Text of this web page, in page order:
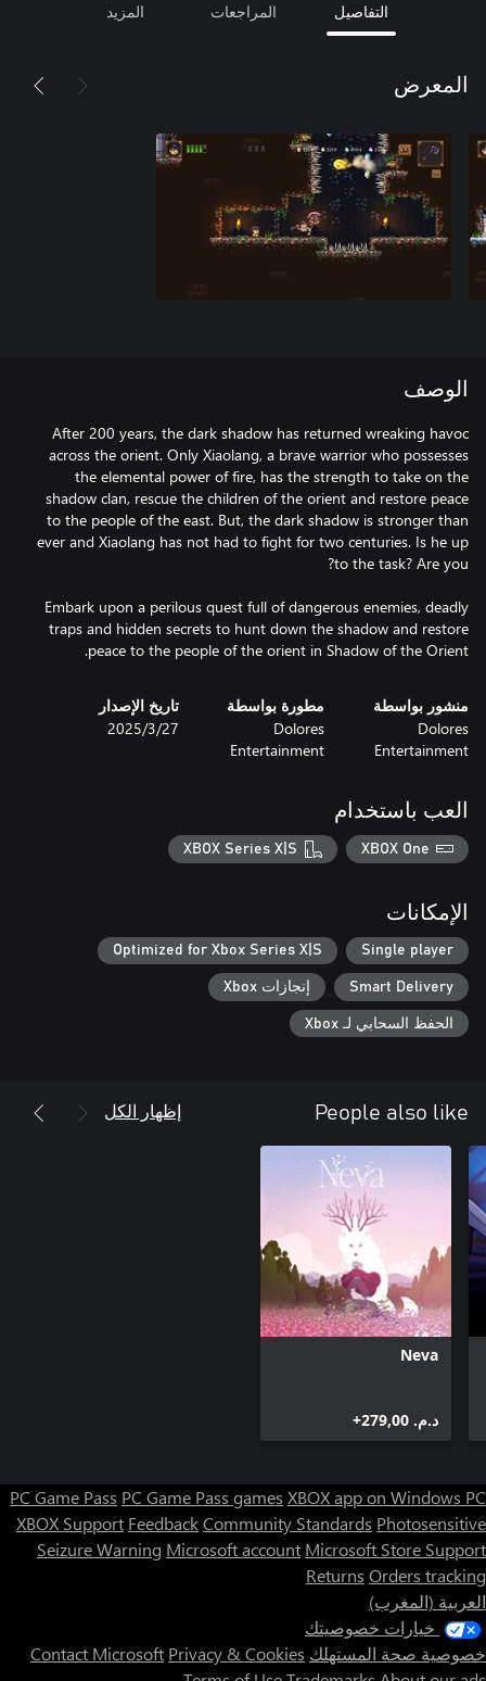
التفاصيل المراجعات المزيد
المعرض
الوصف
After 200 years, the dark shadow has returned wreaking havoc
across the orient. Only Xiaolang, a brave warrior who possesses
the elemental power of fire, has the strength to take on the
shadow clan, rescue the children of the orient and restore peace
to the people of the east. But, the dark shadow is stronger than
ever and Xiaolang has not had to fight for two centuries. Is he up
Embark upon a perilous quest full of dangerous enemies, deadly
traps and hidden secrets to hunt down the shadow and restore
peace to the people of the orient in Shadow of the Orient.
منشور بواسطة
Dolores
Entertainment
مطورة بواسطة
Dolores
Entertainment
تاريخ الإصدار
27‏/3‏/2025
العب باستخدام
XBOX One
XBOX Series X|S
الإمكانات
Single player
Optimized for Xbox Series X|S
Smart Delivery إنجازات Xbox
الحفظ السحابي لـ Xbox
People also like إظهار الكل
Neva
د.م.‏ 279,00+
PC Game Pass PC Game Pass games XBOX app on Windows PC
XBOX Support FeedbackCommunity Standards Photosensitive
Seizure Warning Microsoft account Microsoft Store Support
Returns Orders tracking
العربية (المغرب)
خيارات خصوصيتك
خصوصية صحة المستهلك
Contact Microsoft Privacy & Cookies